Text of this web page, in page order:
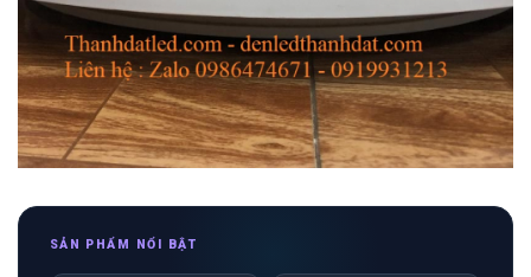
SẢN PHẨM NỔI BẬT